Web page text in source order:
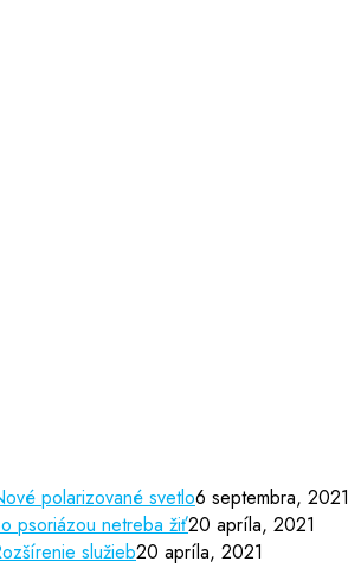
polarizované svetlo6 septembra, 2021
psoriázou netreba žiť20 apríla, 2021
služieb20 apríla, 2021